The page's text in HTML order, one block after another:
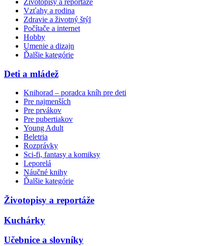
Vzťahy a rodina
Zdravie a životný štýl
Počítače a internet
Hobby
Umenie a dizajn
Ďalšie kategórie
Deti a mládež
Knihorad – poradca kníh pre deti
Pre najmenších
Pre prvákov
Pre pubertiakov
Young Adult
Beletria
Rozprávky
Sci-fi, fantasy a komiksy
Leporelá
Náučné knihy
Ďalšie kategórie
Životopisy a reportáže
Kuchárky
Učebnice a slovníky